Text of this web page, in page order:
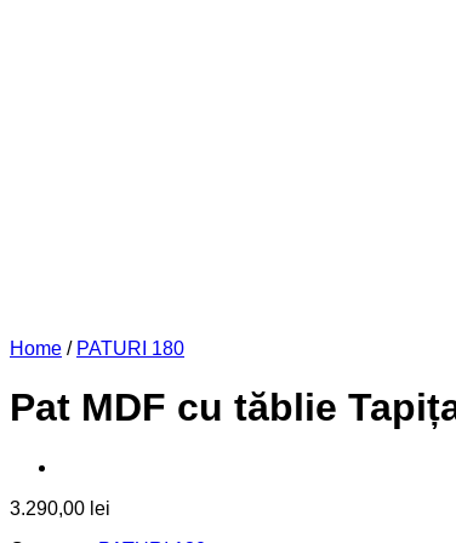
Home / PATURI 180
Pat MDF cu tăblie
3.290,00 lei